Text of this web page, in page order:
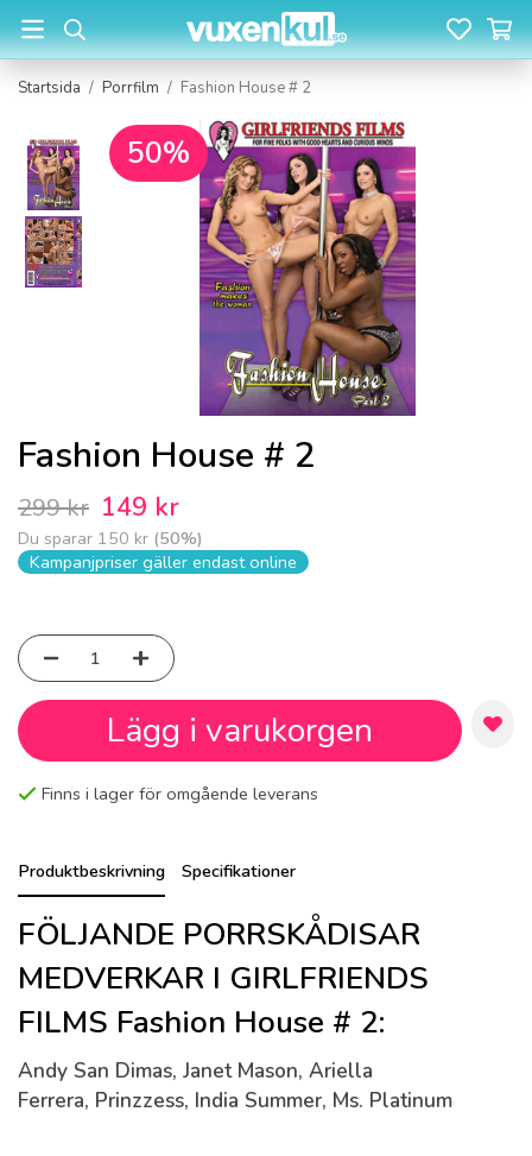
Startsida / Porrfilm / Fashion House # 2
50%
Fashion House # 2
299 kr 149 kr
Du sparar 150 kr (50%)
Kampanjpriser gäller endast online
Lägg i varukorgen
Finns i lager för omgående leverans
Produktbeskrivning Specifikationer
FÖLJANDE PORRSKÅDISAR
MEDVERKAR I GIRLFRIENDS
FILMS Fashion House # 2:
Andy San Dimas, Janet Mason, Ariella
Ferrera, Prinzzess, India Summer, Ms. Platinum